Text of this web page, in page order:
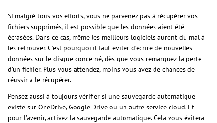
Si malgré tous vos efforts, vous ne parvenez pas à récupérer vos
fichiers supprimés, il est possible que les données aient été
écrasées. Dans ce cas, même les meilleurs logiciels auront du mal à
les retrouver. C’est pourquoi il faut éviter d’écrire de nouvelles
données sur le disque concerné, dès que vous remarquez la perte
d’un fichier. Plus vous attendez, moins vous avez de chances de
réussir à le récupérer.
Pensez aussi à toujours vérifier si une sauvegarde automatique
existe sur OneDrive, Google Drive ou un autre service cloud. Et
pour l’avenir, activez la sauvegarde automatique. Cela vous évitera